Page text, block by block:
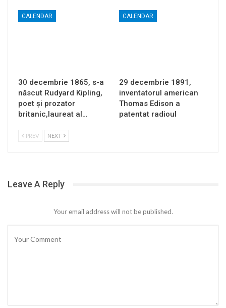
CALENDAR
30 decembrie 1865, s-a
născut Rudyard Kipling,
poet și prozator
britanic,laureat al…
CALENDAR
29 decembrie 1891,
inventatorul american
Thomas Edison a
patentat radioul
PREV NEXT
Leave A Reply
Your email address will not be published.